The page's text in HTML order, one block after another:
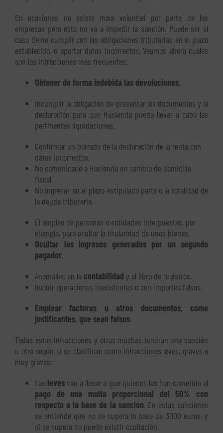
En ocasiones no existe mala voluntad por parte de las
empresas pero esto no va a impedir la sanción. Puede ser el
caso de no cumplir con las obligaciones tributarias en el plazo
establecido, o aportar datos incorrectos. Veamos ahora cuáles
son las infracciones más frecuentes:
Obtener de forma indebida las devoluciones.
Incumplir la obligación de presentar los documentos y la
declaración para que Hacienda pueda llevar a cabo las
pertinentes liquidaciones.
Confirmar un borrado de la declaración de la renta con
datos incorrectos.
No comunicarle a Hacienda en cambio de domicilio
fiscal.
No ingresar en el plazo estipulado parte o la totalidad de
la deuda tributaria.
El empleo de personas o entidades interpuestas, por
ejemplo, para ocultar la titularidad de unos bienes.
Ocultar los ingresos generados por un segundo
pagador.
Anomalías en la contabilidad y el libro de registros.
Incluir operaciones inexistentes o con importes falsos.
Emplear facturas u otros documentos, como
justificantes, que sean falsos.
Todas estas infracciones y otras muchas tendrán una sanción
u otra según si se clasifican como infracciones leves, graves o
muy graves:
Las leves van a llevar a que quienes las han cometido al
pago de una multa proporcional del 50% con
respecto a la base de la sanción. En estas sanciones
se entiende que no se supera la base de 3000 euros, y
si se supera no puede existir ocultación.